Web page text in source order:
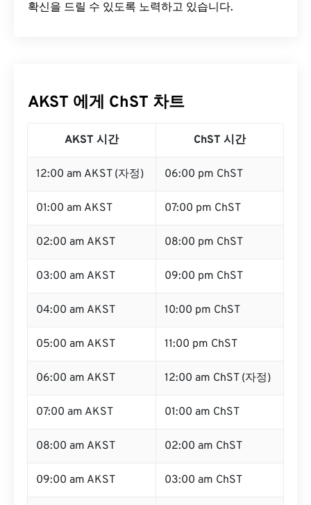
확신을 드릴 수 있도록 노력하고 있습니다.
AKST 에게 ChST 차트
AKST 시간 ChST 시간
12:00 am AKST (자정) 06:00 pm ChST
01:00 am AKST 07:00 pm ChST
02:00 am AKST 08:00 pm ChST
03:00 am AKST 09:00 pm ChST
04:00 am AKST 10:00 pm ChST
05:00 am AKST 11:00 pm ChST
06:00 am AKST 12:00 am ChST (자정)
07:00 am AKST 01:00 am ChST
08:00 am AKST 02:00 am ChST
09:00 am AKST 03:00 am ChST